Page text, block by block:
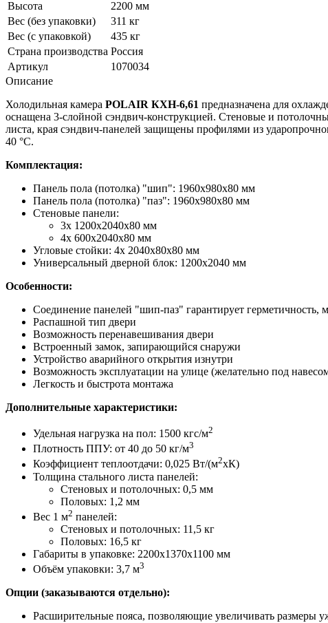
Высота
2200 мм
Вес (без упаковки)
311 кг
Вес (с упаковкой)
435 кг
Страна производства Россия
Артикул
1070034
Описание
Холодильная камера POLAIR КХН-6,61 предназначена для
оснащена 3-слойной сэндвич-конструкцией. Стеновые и
листа, края сэндвич-панелей защищены профилями из
40 °С.
Комплектация:
Панель пола (потолка) "шип": 1960х980х80 мм
Панель пола (потолка) "паз": 1960х980х80 мм
Стеновые панели:
3х 1200х2040х80 мм
4х 600х2040х80 мм
Угловые стойки: 4х 2040х80х80 мм
Универсальный дверной блок: 1200х2040 мм
Особенности:
Соединение панелей "шип-паз" гарантирует
Распашной тип двери
Возможность перенавешивания двери
Встроенный замок, запирающийся снаружи
Устройство аварийного открытия изнутри
Возможность эксплуатации на улице (желательно под
Легкость и быстрота монтажа
Дополнительные характеристики:
Удельная нагрузка на пол: 1500 кгс/м2
Плотность ППУ: от 40 до 50 кг/м3
Коэффициент теплоотдачи: 0,025 Вт/(м2хК)
Толщина стального листа панелей:
Стеновых и потолочных: 0,5 мм
Половых: 1,2 мм
Вес 1 м2 панелей:
Стеновых и потолочных: 11,5 кг
Половых: 16,5 кг
Габариты в упаковке: 2200x1370x1100 мм
Объём упаковки: 3,7 м3
Опции (заказываются отдельно):
Расширительные пояса, позволяющие увеличивать размеры